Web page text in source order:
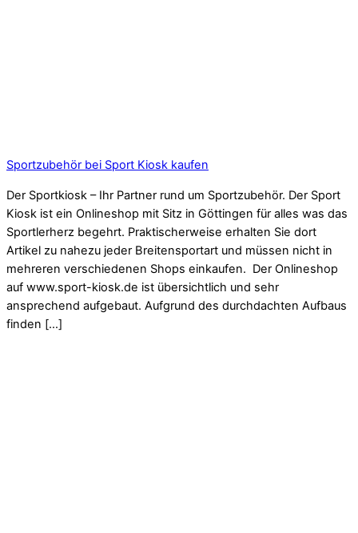
Sportzubehör bei Sport Kiosk kaufen
Der Sportkiosk – Ihr Partner rund um Sportzubehör. Der Sport
Kiosk ist ein Onlineshop mit Sitz in Göttingen für alles was das
Sportlerherz begehrt. Praktischerweise erhalten Sie dort
Artikel zu nahezu jeder Breitensportart und müssen nicht in
mehreren verschiedenen Shops einkaufen. Der Onlineshop
auf www.sport-kiosk.de ist übersichtlich und sehr
ansprechend aufgebaut. Aufgrund des durchdachten Aufbaus
finden […]